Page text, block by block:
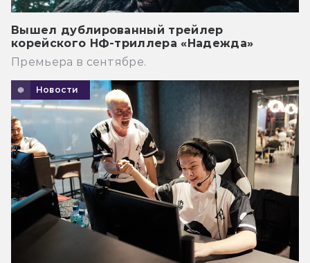
Вышел дублированный трейлер
корейского НФ-триллера «Надежда»
Премьера в сентябре.
Новости